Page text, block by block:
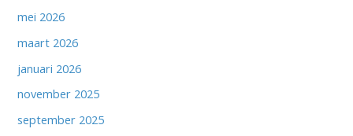
mei 2026
maart 2026
januari 2026
november 2025
september 2025